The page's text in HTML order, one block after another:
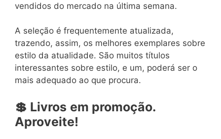
vendidos do mercado na última semana.
A seleção é frequentemente atualizada,
trazendo, assim, os melhores exemplares sobre
estilo da atualidade. São muitos títulos
interessantes sobre estilo, e um, poderá ser o
mais adequado ao que procura.
💲 Livros em promoção.
Aproveite!